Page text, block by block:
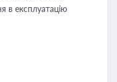
в експлуатацію